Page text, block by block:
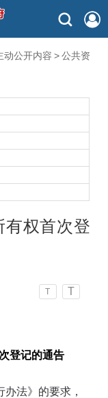
动公开内容 > 公共资
有权首次登
T T
登记的通告
法》的要求，